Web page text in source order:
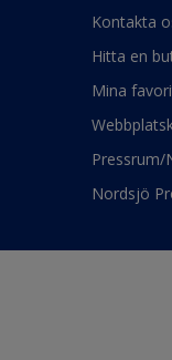
Kontakta
Hitta en
Mina
Pressrum/
Nordsjö